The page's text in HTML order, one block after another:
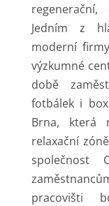
Jedním z
moderní
výzkumné
době
fotbálek i
Brna, která
relaxační
společnost
pracovišti